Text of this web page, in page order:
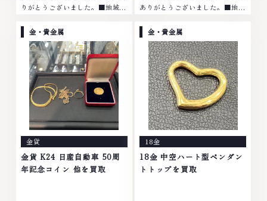
りがとうございました。■地域買
モンド ブランド品 ブランド衣類
お酒買取りのことなら、お任せく
ださいなかでも金・プラチナ等の
アクセサリー・貴金属・宝石・ダ
イヤモンド・ジュエリーや ブラ
ンド品・時計等は特に自信を持っ
て、高額査定を実現しておりま
す。 古くて使わなくなってしま
ったアクセサリー、動かなくなっ
てしまった腕時計、多くのお品物
の高価買取りを実現しており、他
店ではお値段の付かなかったお品
物でも、一点一点丁寧に無料で査
ありがとうございました。■地域
ヤモンド ブランド品 ブランド衣
類 お酒買取りのことなら、お任
せくださいなかでも金・プラチナ
等のアクセサリー・貴金属・宝
石・ダイヤモンド・ジュエリーや
ブランド品・時計等は特に自信を
持って、高額査定を実現しており
ます。 古くて使わなくなってし
まったアクセサリー、動かなくな
ってしまった腕時計、多くのお品
物の高価買取りを実現しており、
他店ではお値段の付かなかったお
品物でも、一点一点丁寧に無料で
金・貴金属
金貨
金貨 K24 日産自動車 50周
年記念コイン 他を買取
金・貴金属
18金
18金 中空ハート型ペンダン
トトップを買取